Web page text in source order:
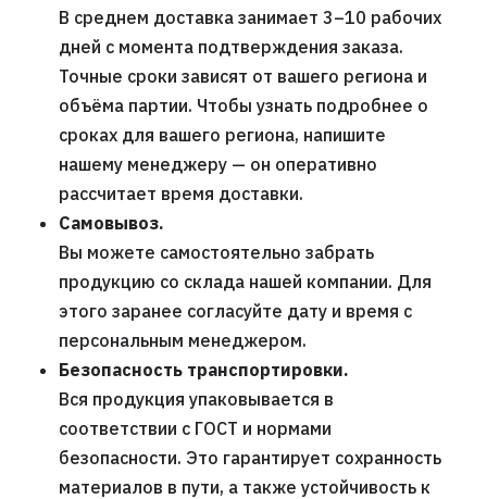
В среднем доставка занимает 3–10 рабочих
дней с момента подтверждения заказа.
Точные сроки зависят от вашего региона и
объёма партии. Чтобы узнать подробнее о
сроках для вашего региона, напишите
нашему менеджеру — он оперативно
рассчитает время доставки.
Самовывоз.
Вы можете самостоятельно забрать
продукцию со склада нашей компании. Для
этого заранее согласуйте дату и время с
персональным менеджером.
Безопасность транспортировки.
Вся продукция упаковывается в
соответствии с ГОСТ и нормами
безопасности. Это гарантирует сохранность
материалов в пути, а также устойчивость к